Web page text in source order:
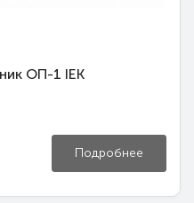
ОП-1 IEK
Подробнее